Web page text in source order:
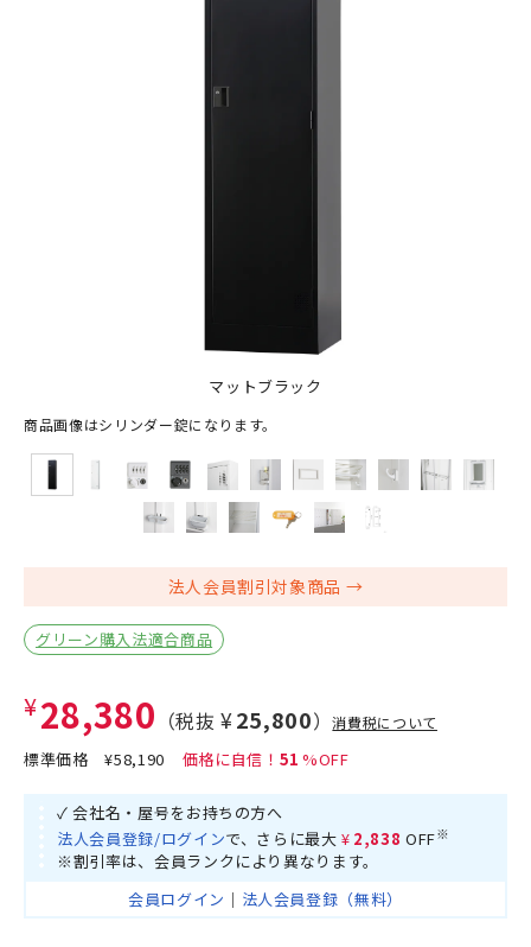
マットブラック
商品画像はシリンダー錠になります。
法人会員割引対象商品
グリーン購入法適合商品
¥28,380 （税抜 ¥25,800）消費税について
標準価格¥58,190 51
✓ 会社名・屋号をお持ちの方へ
法人会員登録/ログインで、さらに最大 ¥2,838 OFF※
※割引率は、会員ランクにより異なります。
会員ログイン ｜ 法人会員登録（無料）